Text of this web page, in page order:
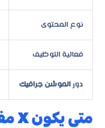
نوع المحتوى
فعالية التوظيف
دور الموشن جرافيك
متى يكون X مفيدًا في التوظيف؟